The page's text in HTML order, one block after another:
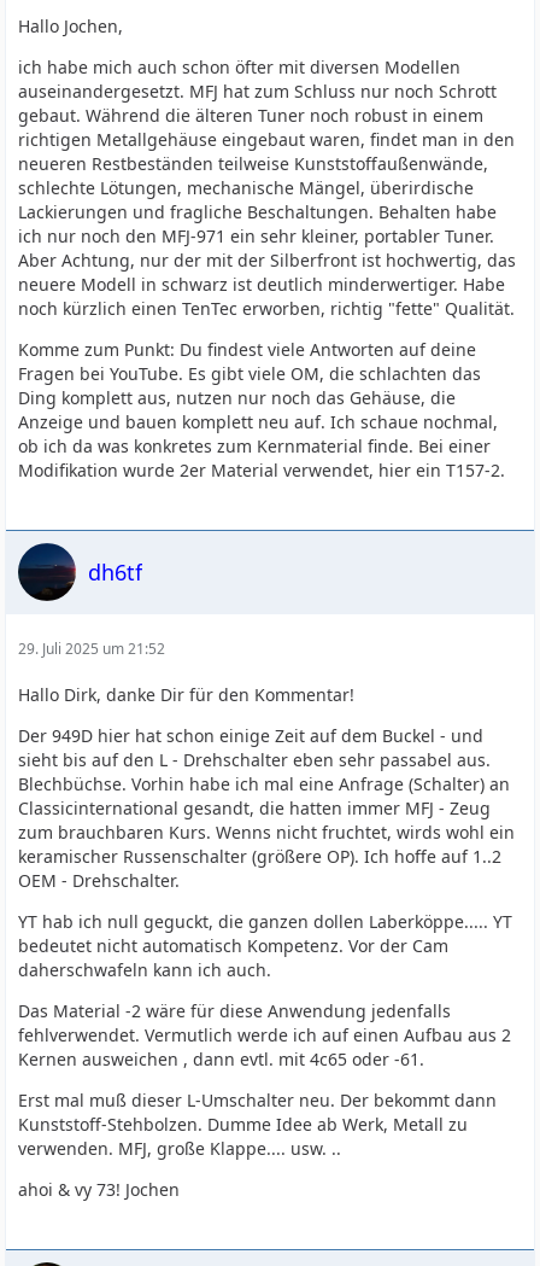
Hallo Jochen,
ich habe mich auch schon öfter mit diversen Modellen
auseinandergesetzt. MFJ hat zum Schluss nur noch Schrott
gebaut. Während die älteren Tuner noch robust in einem
richtigen Metallgehäuse eingebaut waren, findet man in den
neueren Restbeständen teilweise Kunststoffaußenwände,
schlechte Lötungen, mechanische Mängel, überirdische
Lackierungen und fragliche Beschaltungen. Behalten habe
ich nur noch den MFJ-971 ein sehr kleiner, portabler Tuner.
Aber Achtung, nur der mit der Silberfront ist hochwertig, das
neuere Modell in schwarz ist deutlich minderwertiger. Habe
noch kürzlich einen TenTec erworben, richtig "fette" Qualität.
Komme zum Punkt: Du findest viele Antworten auf deine
Fragen bei YouTube. Es gibt viele OM, die schlachten das
Ding komplett aus, nutzen nur noch das Gehäuse, die
Anzeige und bauen komplett neu auf. Ich schaue nochmal,
ob ich da was konkretes zum Kernmaterial finde. Bei einer
Modifikation wurde 2er Material verwendet, hier ein T157-2.
dh6tf
29. Juli 2025 um 21:52
Hallo Dirk, danke Dir für den Kommentar!
Der 949D hier hat schon einige Zeit auf dem Buckel - und
sieht bis auf den L - Drehschalter eben sehr passabel aus.
Blechbüchse. Vorhin habe ich mal eine Anfrage (Schalter) an
Classicinternational gesandt, die hatten immer MFJ - Zeug
zum brauchbaren Kurs. Wenns nicht fruchtet, wirds wohl ein
keramischer Russenschalter (größere OP). Ich hoffe auf 1..2
OEM - Drehschalter.
YT hab ich null geguckt, die ganzen dollen Laberköppe..... YT
bedeutet nicht automatisch Kompetenz. Vor der Cam
daherschwafeln kann ich auch.
Das Material -2 wäre für diese Anwendung jedenfalls
fehlverwendet. Vermutlich werde ich auf einen Aufbau aus 2
Kernen ausweichen , dann evtl. mit 4c65 oder -61.
Erst mal muß dieser L-Umschalter neu. Der bekommt dann
Kunststoff-Stehbolzen. Dumme Idee ab Werk, Metall zu
verwenden. MFJ, große Klappe.... usw. ..
ahoi & vy 73! Jochen